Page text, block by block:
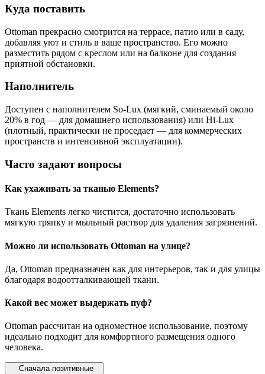
Куда поставить
Ottoman прекрасно смотрится на террасе, патио или в саду,
добавляя уют и стиль в ваше пространство. Его можно
разместить рядом с креслом или на балконе для создания
приятной обстановки.
Наполнитель
Доступен с наполнителем So-Lux (мягкий, сминаемый около
20% в год — для домашнего использования) или Hi-Lux
(плотный, практически не проседает — для коммерческих
пространств и интенсивной эксплуатации).
Часто задают вопросы
Как ухаживать за тканью Elements?
Ткань Elements легко чистится, достаточно использовать
мягкую тряпку и мыльный раствор для удаления загрязнений.
Можно ли использовать Ottoman на улице?
Да, Ottoman предназначен как для интерьеров, так и для улицы
благодаря водоотталкивающей ткани.
Какой вес может выдержать пуф?
Ottoman рассчитан на одноместное использование, поэтому
идеально подходит для комфортного размещения одного
человека.
Сначала позитивные